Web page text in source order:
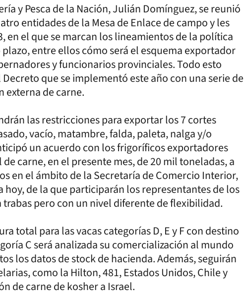
y Pesca de la Nación, Julián Domínguez, se reunió
entidades de la Mesa de Enlace de campo y les
en el que se marcan los lineamientos de la política
entre ellos cómo será el esquema exportador
y funcionarios provinciales. Todo esto
que se implementó este año con una serie de
externa de carne.
las restricciones para exportar los 7 cortes
vacío, matambre, falda, paleta, nalga y/o
un acuerdo con los frigoríficos exportadores
carne, en el presente mes, de 20 mil toneladas, a
en el ámbito de la Secretaría de Comercio Interior,
de la que participarán los representantes de los
pero con un nivel diferente de flexibilidad.
total para las vacas categorías D, E y F con destino
C será analizada su comercialización al mundo
los datos de stock de hacienda. Además, seguirán
como la Hilton, 481, Estados Unidos, Chile y
de carne de kosher a Israel.